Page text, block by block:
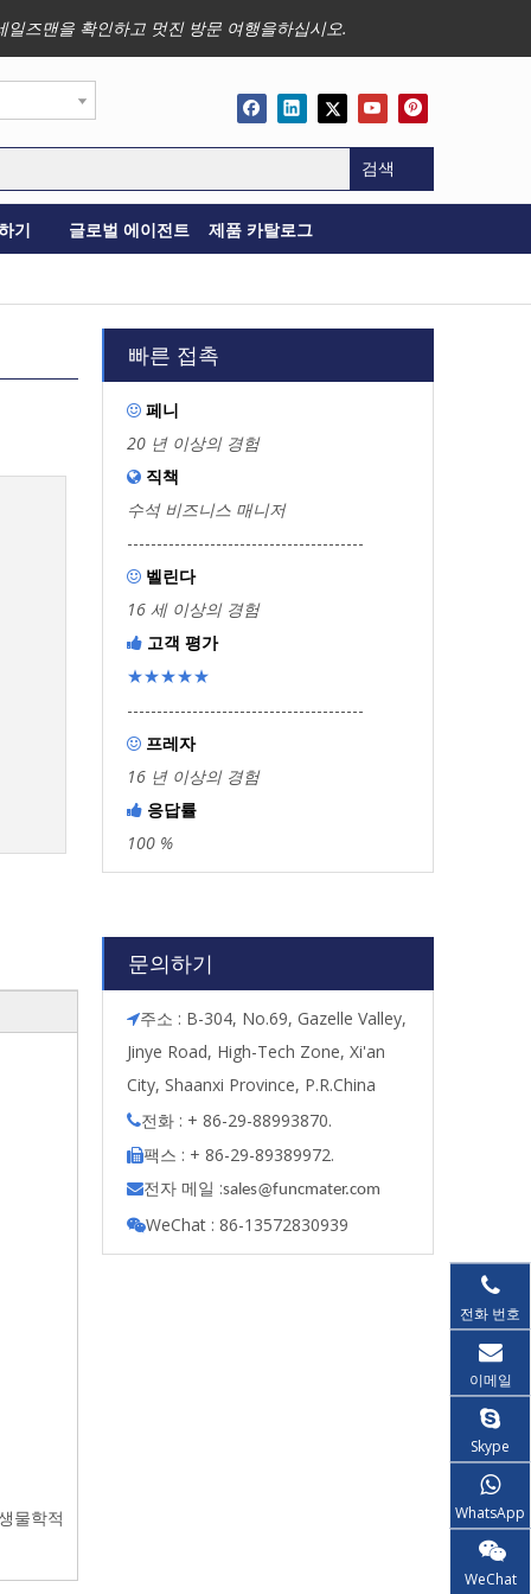
즈맨을 확인하고 멋진 방문 여행을하십시오.
검색
기 글로벌 에이전트 제품 카탈로그
물학적
빠른 접촉
 페니
20 년 이상의 경험
 직책
수석 비즈니스 매니저
----------------------------------------
 벨린다
16 세 이상의 경험
 고객 평가
★★★★★
----------------------------------------
 프레자
16 년 이상의 경험
 응답률
100 %
문의하기
주소 : B-304, No.69, Gazelle Valley,
Jinye Road, High-Tech Zone, Xi'an
City, Shaanxi Province, P.R.China
전화 : + 86-29-88993870.
팩스 : + 86-29-89389972.
전자 메일 :sales@funcmater.com
WeChat : 86-13572830939
전화 번호
이메일
Skype
WhatsApp
WeChat